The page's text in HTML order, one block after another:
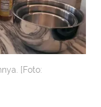
[Foto: